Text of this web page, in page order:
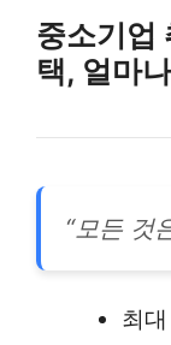
중소기업
택, 얼마
“모든 것
최